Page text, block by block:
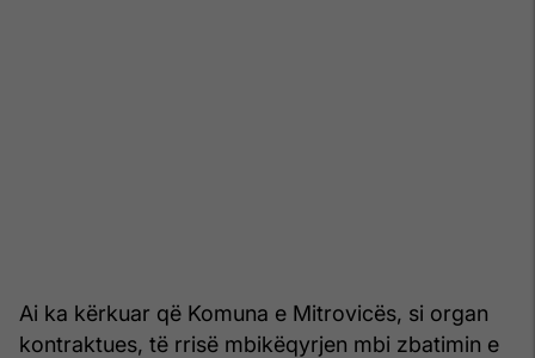
Ai ka kërkuar që Komuna e Mitrovicës, si organ
kontraktues, të rrisë mbikëqyrjen mbi zbatimin e